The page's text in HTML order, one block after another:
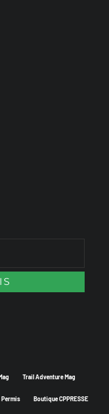
Trail Adventure Mag
Permis Boutique CPPRESSE